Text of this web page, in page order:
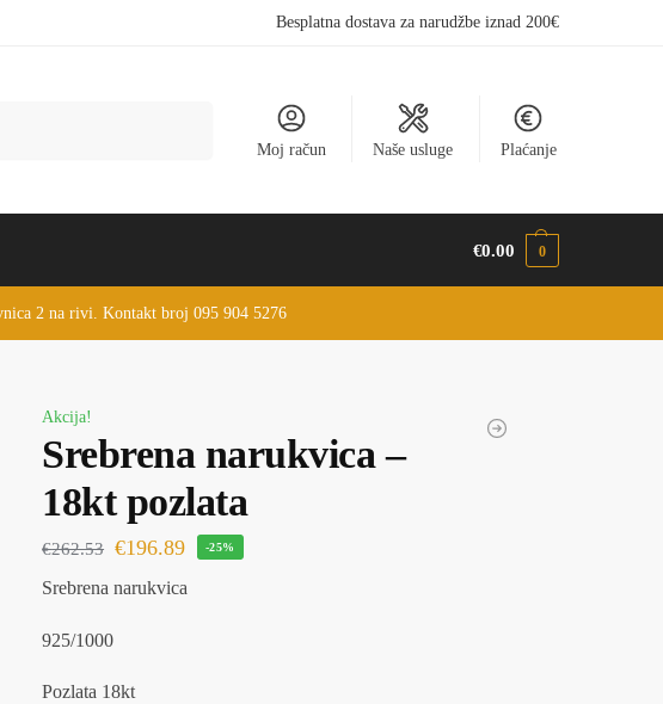
Besplatna dostava za narudžbe iznad 200€
Moj račun Naše usluge Plaćanje
€0.00 0
2 na rivi. Kontakt broj 095 904 5276
Akcija!
Srebrena narukvica –
18kt pozlata
€262.53 €196.89 -25%
Srebrena narukvica
925/1000
Pozlata 18kt